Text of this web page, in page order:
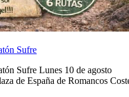
Sufre
Sufre Lunes 10 de agosto
de España de Romancos